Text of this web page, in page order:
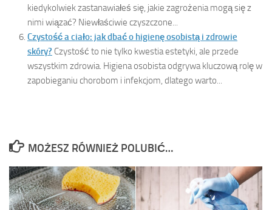
kiedykolwiek zastanawiałeś się, jakie zagrożenia mogą się z
nimi wiązać? Niewłaściwie czyszczone...
Czystość a ciało: jak dbać o higienę osobistą i zdrowie
skóry? Czystość to nie tylko kwestia estetyki, ale przede
wszystkim zdrowia. Higiena osobista odgrywa kluczową rolę w
zapobieganiu chorobom i infekcjom, dlatego warto...
MOŻESZ RÓWNIEŻ POLUBIĆ…